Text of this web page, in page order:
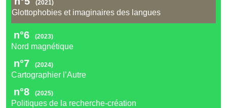
(2021)
Glottophobies et imaginaires des langues
n°6 (2023)
Nord magnétique
n°7 (2024)
Cartographier l’Autre
n°8 (2025)
Politiques de la recherche-création